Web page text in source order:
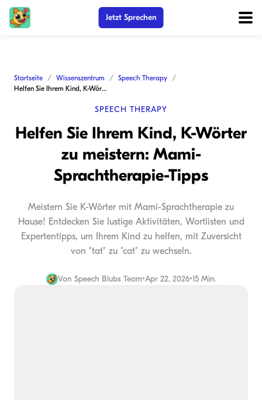
Jetzt Sprechen
Startseite Wissenszentrum
Speech Therapy
Helfen Sie Ihrem Kind, K-Wörter zu meistern: Mami-Sprachtherapie-Tipps
SPEECH THERAPY
Helfen Sie Ihrem Kind, K-Wörter
zu meistern: Mami-
Sprachtherapie-Tipps
Meistern Sie K-Wörter mit Mami-Sprachtherapie zu
Hause! Entdecken Sie lustige Aktivitäten, Wortlisten und
Expertentipps, um Ihrem Kind zu helfen, mit Zuversicht
von "tat" zu "cat" zu wechseln.
Von Speech Blubs Team•Apr 22, 2026•15 Min.